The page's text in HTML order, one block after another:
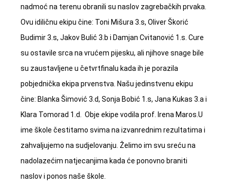
nadmoć na terenu obranili su naslov zagrebačkih prvaka.
Ovu idiličnu ekipu čine: Toni Mišura 3.s, Oliver Škorić
Budimir 3.s, Jakov Bulić 3.b i Damjan Cvitanović 1.s. Cure
su ostavile srca na vrućem pijesku, ali njihove snage bile
su zaustavljene u četvrtfinalu kada ih je porazila
pobjednička ekipa prvenstva. Našu jedinstvenu ekipu
čine: Blanka Šimović 3.d, Sonja Bobić 1.s, Jana Kukas 3.a i
Klara Tomorad 1.d. Obje ekipe vodila prof. Irena Maros.U
ime škole čestitamo svima na izvanrednim rezultatima i
zahvaljujemo na sudjelovanju. Želimo im svu sreću na
nadolazećim natjecanjima kada će ponovno braniti
naslov i ponos naše škole.